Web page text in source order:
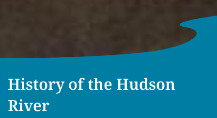
History of the Hudson
River​​​​‌ ‍ ​‍​‍‌‍ ‌ ​‍‌‍‍‌‌‍‌ ‌‍‍‌‌‍ ‍​‍​‍​ ‍‍​‍​‍‌ ​ ‌‍​‌‌‍ ‍‌‍‍‌‌ ‌​‌ ‍‌​‍ ‍‌‍‍‌‌‍ ​‍​‍​‍ ​​‍​‍‌‍‍​‌ ​‍‌‍‌‌‌‍‌‍​‍​‍​ ‍‍​‍​‍‌‍‍​‌ ‌​‌ ‌​‌ ​​‌ ​ ​ ‍‍​‍ ​‍ ‌‍​ ‌‍ ‌‌ ​ ​‍ ‍‌‍ ‌‌‍​‌‌‍‍‌‌‍ ‍​‍ ‍​ ​‍​ ​​​ ​‍​ ‌​‌ ​‍‌‍‌‌‌‍‌​‌‍‌‌‌ ​ ‌‍‍‌‌‍‌ ‌‍ ‍​‍ ‍‌ ​‍‌‍‍‌‌ ‌‍‌‍‌‌‌ ​‍‌‍‍ ‌‍‌‌‌‍‌‌‌ ​​‌‍‌‌‌ ​‍​‍ ‍‌‍ ‌ ​‍‌‍‌ ​‍ ‌‍‍‌‌‍ ‍‌ ‌​‌‍‌‌‌‍ ‍‌ ‌​​‍ ‌‍‌‌‌‍‌​‌‍‍‌‌ ‌​​‍ ‌‍ ‌‌‍ ‌‍‌​‌‍‌‌​ ‌‌ ​​‌ ​‍‌‍‌‌‌ ​ ‌‍‌‌‌‍ ‍‌ ‌​‌‍​‌‌ ‌​‌‍‍‌‌‍ ‌‍ ‍​ ‍ ‌‍‍‌‌‍‌​​ ‌‌‍‍​‌‍‍‌‌ ​ ‌ ‌​‌‍ ‌ ​‍‌ ‍‌‌​ ‌‍‌‍‌‌‌​‌‍‍​‌‍‌‌‌​‍​‌ ‌‌‌‍‌​‌ ​ ‌‍ ‌‍ ‍‌‌​‍‌‍‍‌‌ ‌‍‌‍‌‌‌ ​‍​ ‍ ‌ ‌​‌ ‍‌‌ ​​‌‍‌‌​ ‌‌‍‍​‌ ‌‌‌‍‌​‌ ​ ‌‍ ‌‍ ‍‌‌ ‌ ​​‌‍​‌‌‍‌ ‌‍‌‌​ ‍ ‌ ​​‌‍​‌‌ ‌​‌‍‍​​ ‌‌‍‍​‌‍‌‌‌ ​‍‌‍ ​‍ ‍‌‍‍​‌‍‌‌‌‍​‌‌‍‌​‌‍‍‌‌‍ ‍‌‍‌ ​ ‌‍​‍‌‍​‌‌ ​ ‌‍‌‌‌‌‌‌‌ ​‍‌‍ ​​ ‌‌‍‍​‌ ‌​‌ ‌​‌ ​​‌ ​ ​‍‌‌​ ​ ‌​​‌​‍‌‌​ ​‍‌​‌‍​‍‌‌​ ​‍‌​‌‍‌‍​ ‌‍ ‌‌ ​ ​‍ ‍‌‍ ‌‌‍​‌‌‍‍‌‌‍ ‍​‍ ‍​ ​‍​ ​​​ ​‍​ ‌​‌ ​‍‌‍‌‌‌‍‌​‌‍‌‌‌ ​ ‌‍‍‌‌‍‌ ‌‍ ‍​‍ ‍‌ ​‍‌‍‍‌‌ ‌‍‌‍‌‌‌ ​‍‌‍‍ ‌‍‌‌‌‍‌‌‌ ​​‌‍‌‌‌ ​‍​‍ ‍‌‍ ‌ ​‍‌‍‌ ​‍‌‍‌‍‍‌‌‍‌​​ ‌‌‍‍​‌‍‍‌‌ ​ ‌ ‌​‌‍ ‌ ​‍‌ ‍‌‌​ ‌‍‌‍‌‌‌​‌‍‍​‌‍‌‌‌​‍​‌ ‌‌‌‍‌​‌ ​ ‌‍ ‌‍ ‍‌‌​‍‌‍‍‌‌ ‌‍‌‍‌‌‌ ​‍​‍‌‍‌ ‌​‌ ‍‌‌ ​​‌‍‌‌​ ‌‌‍‍​‌ ‌‌‌‍‌​‌ ​ ‌‍ ‌‍ ‍‌‌ ‌ ​​‌‍​‌‌‍‌ ‌‍‌‌​‍‌‍‌ ​​‌‍​‌‌ ‌​‌‍‍​​ ‌‌‍‍​‌‍‌‌‌ ​‍‌‍ ​‍ ‍‌‍‍​‌‍‌‌‌‍​‌‌‍‌​‌‍‍‌‌‍ ‍‌‍‌ ​‍‌‍‌ ​​‌‍‌‌‌ ​‍‌ ​ ‌ ​​‌‍‌‌‌‍​ ‌ ‌​‌‍‍‌‌ ‌‍‌‍‌‌​ ‌‌ ​​‌ ‌‌‌‍​‍‌‍ ​‌‍‍‌‌ ​ ‌‍‍​‌‍‌‌‌‍‌​​‍​‍‌ ‌